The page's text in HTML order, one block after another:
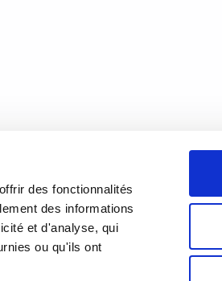
des fonctionnalités
des informations
et d'analyse, qui
ou qu'ils ont
9h00 à 18h00
9h00 à 21h00
à 17h00
fériés
À PROPOS
ÉQUIPE